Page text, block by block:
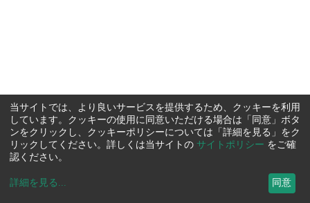
当サイトでは、より良いサービスを提供するため、クッキーを利用
しています。クッキーの使用に同意いただける場合は「同意」ボタ
ンをクリックし、クッキーポリシーについては「詳細を見る」をク
リックしてください。詳しくは当サイトの サイトポリシー をご確
認ください。
詳細を見る ... 同意